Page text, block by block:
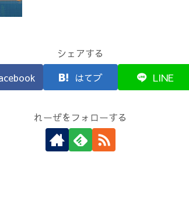
シェアする
はてブ LINE
れーぜをフォローする